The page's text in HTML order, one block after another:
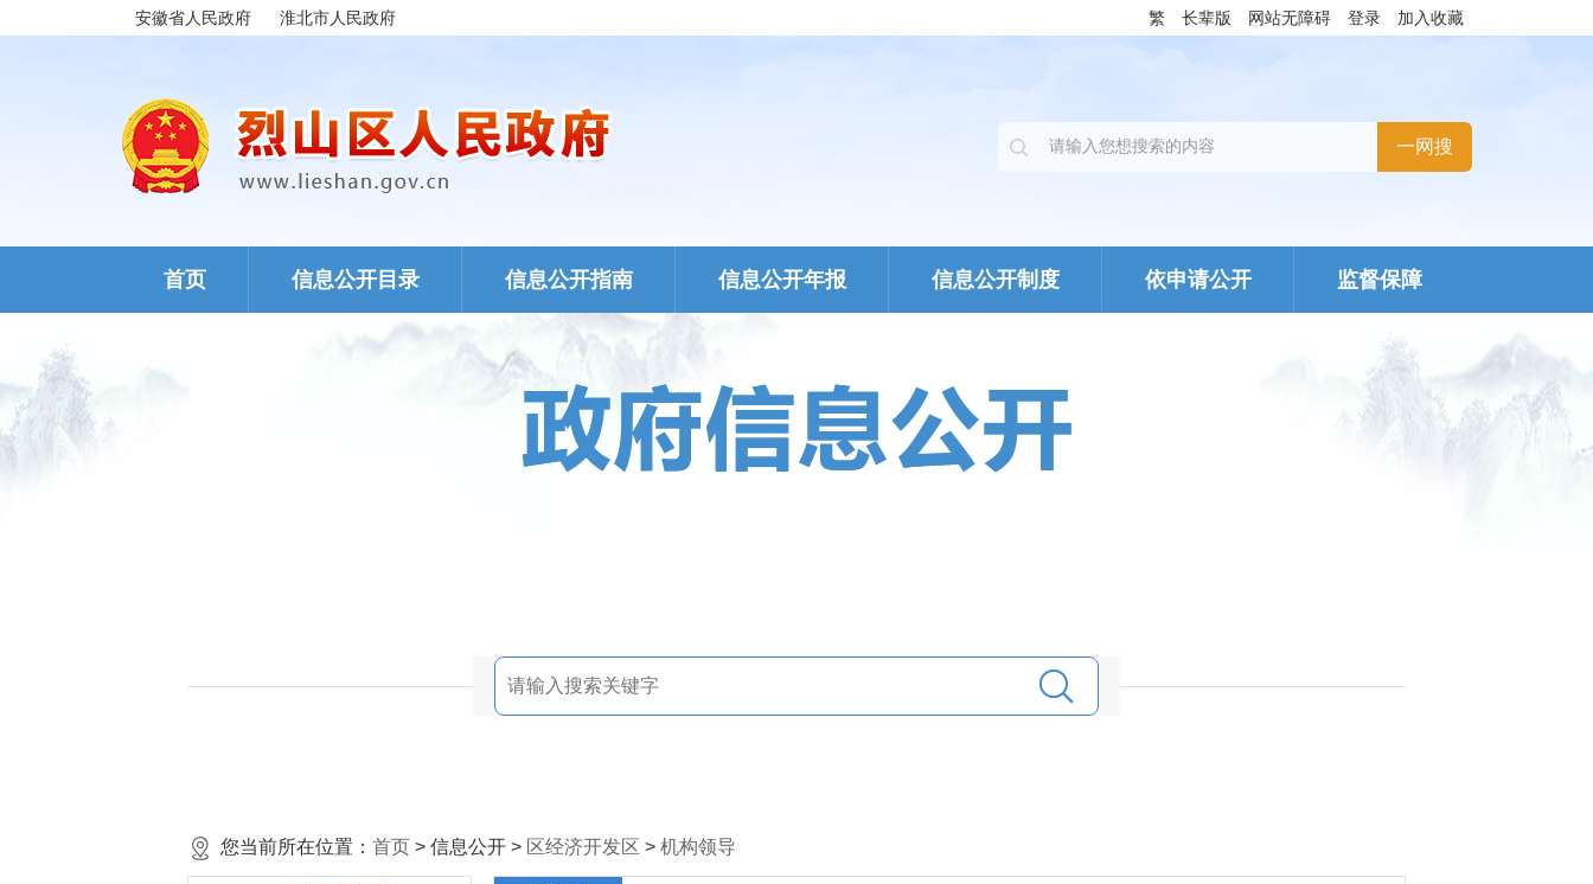
安徽省人民政府 淮北市人民政府 繁 长辈版 网站无障碍 登录 加入收藏
首页 信息公开目录 信息公开指南 信息公开年报 信息公开制度 依申请公开 监督保障
您当前所在位置： 首页 > 信息公开 > 区经济开发区 > 机构领导